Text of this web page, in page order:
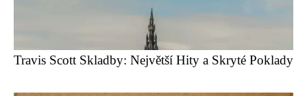
Travis Scott Skladby: Největší Hity a Skryté Poklady